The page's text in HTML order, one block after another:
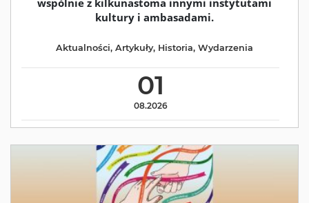
kultury i ambasadami.
01
08.2026
Aktualności, Artykuły, Historia, Wydarzenia